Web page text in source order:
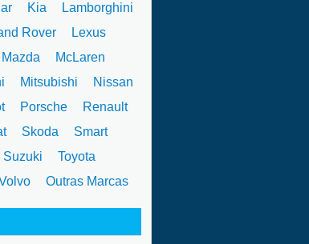
Kia
Lamborghini
Rover
Lexus
Mazda
McLaren
Mitsubishi
Nissan
Porsche
Renault
Skoda
Smart
Suzuki
Toyota
Outras Marcas